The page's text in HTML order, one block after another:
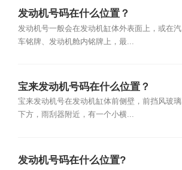
发动机号码在什么位置？
发动机号一般会在发动机缸体外表面上，或在汽
车铭牌、发动机舱内铭牌上，最...
宝来发动机号码在什么位置？
宝来发动机号在发动机缸体前侧壁，前挡风玻璃
下方，雨刮器附近，有一个小横...
发动机号码在什么位置?